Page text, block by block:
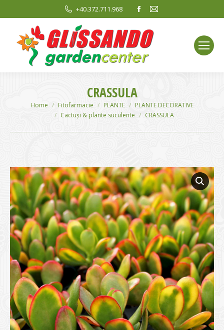
+40.372.711.968
Facebook
opens
in
new
window
Mail
window
CRASSULA
You are here:
Home Fitofarmacie PLANTE
PLANTE DECORATIVE
Cactuși & plante suculente
CRASSULA